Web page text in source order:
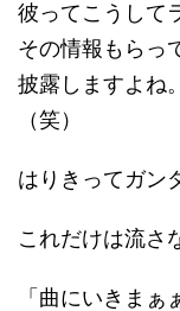
彼ってこうして
その情報もらっ
披露しますよね
（笑）
はりきってガン
これだけは流さ
「曲にいきま